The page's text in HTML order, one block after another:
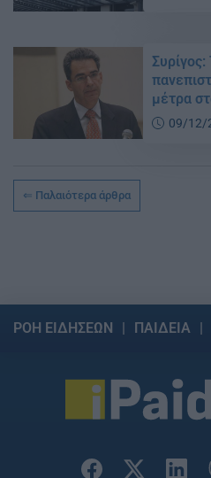
Συρίγος:
μέτρα
09/12/
Παλαιότερα άρθρα
ΡΟΗ ΕΙΔΗΣΕΩΝ ΠΑΙΔΕΙΑ